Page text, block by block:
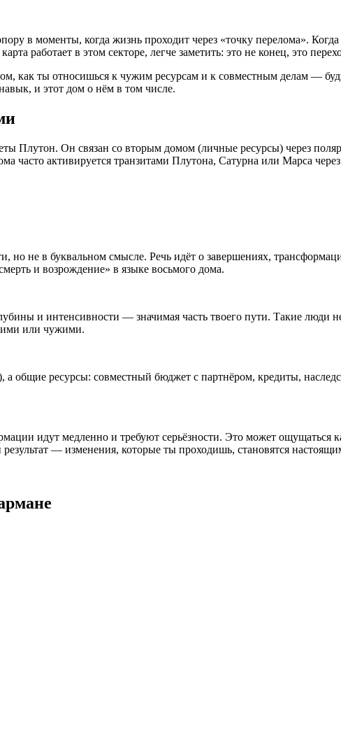
в моменты, когда жизнь проходит через «точку перелома».
работает в этом секторе, легче заметить: это не конец, это
как ты относишься к чужим ресурсам и к совместным делам —
и этот дом о нём в том числе.
Плутон. Он связан со вторым домом (личные ресурсы) через
часто активируется транзитами Плутона, Сатурна или Марса
но не в буквальном смысле. Речь идёт о завершениях,
и возрождение» в языке восьмого дома.
и интенсивности — значимая часть твоего пути. Такие люди
или чужими.
общие ресурсы: совместный бюджет с партнёром, кредиты,
идут медленно и требуют серьёзности. Это может ощущаться
— изменения, которые ты проходишь, становятся